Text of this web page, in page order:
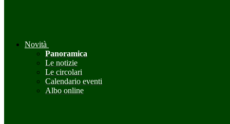
Novità
Panoramica
Le notizie
Le circolari
Calendario eventi
Albo online